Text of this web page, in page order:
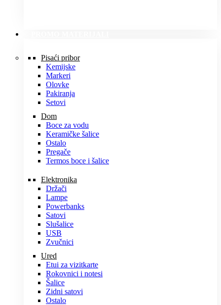
Pisaći pribor
Kemijske
Markeri
Olovke
Pakiranja
Setovi
Dom
Boce za vodu
Keramičke šalice
Ostalo
Pregače
Termos boce i šalice
Elektronika
Držači
Lampe
Powerbanks
Satovi
Slušalice
USB
Zvučnici
Ured
Etui za vizitkarte
Rokovnici i notesi
Šalice
Zidni satovi
Ostalo